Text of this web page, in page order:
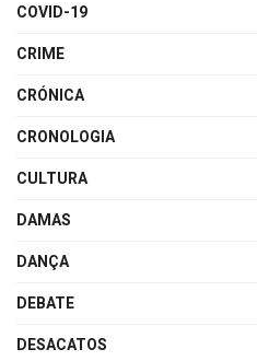
COVID-19
CRIME
CRÓNICA
CRONOLOGIA
CULTURA
DAMAS
DANÇA
DEBATE
DESACATOS